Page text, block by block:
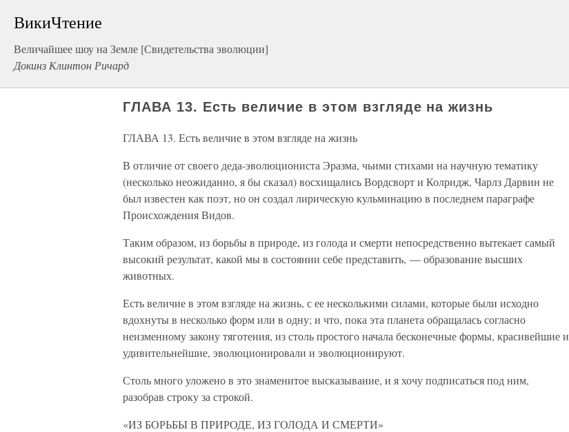
ВикиЧтение
Величайшее шоу на Земле [Свидетельства эволюции]
Докинз Клинтон Ричард
ГЛАВА 13. Есть величие в этом взгляде на жизнь
ГЛАВА 13. Есть величие в этом взгляде на жизнь
В отличие от своего деда-эволюциониста Эразма, чьими стихами на научную тематику
(несколько неожиданно, я бы сказал) восхищались Вордсворт и Колридж, Чарлз Дарвин не
был известен как поэт, но он создал лирическую кульминацию в последнем параграфе
Происхождения Видов.
Таким образом, из борьбы в природе, из голода и смерти непосредственно вытекает самый
высокий результат, какой мы в состоянии себе представить, — образование высших
животных.
Есть величие в этом взгляде на жизнь, с ее несколькими силами, которые были исходно
вдохнуты в несколько форм или в одну; и что, пока эта планета обращалась согласно
неизменному закону тяготения, из столь простого начала бесконечные формы, красивейшие и
удивительнейшие, эволюционировали и эволюционируют.
Столь много уложено в это знаменитое высказывание, и я хочу подписаться под ним,
разобрав строку за строкой.
«ИЗ БОРЬБЫ В ПРИРОДЕ, ИЗ ГОЛОДА И СМЕРТИ»